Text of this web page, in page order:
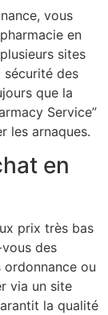
vous
en
sites
des
que la
Service”
les arnaques.
en
prix très bas
des
ou
via un site
la qualité